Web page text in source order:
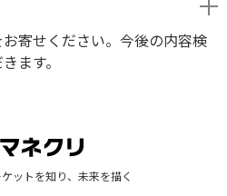
寄せください。今後の内容検
ます。
ットを知り、未来を描く